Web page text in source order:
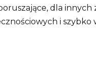
dla innych
i szybko